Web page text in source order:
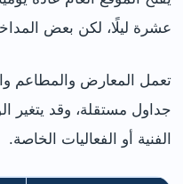
عشرة ليلًا، لكن بعض
تعمل المعارض والمطاعم
جداول مستقلة، وقد يتغير
الفنية أو الفعاليات الخاصة.